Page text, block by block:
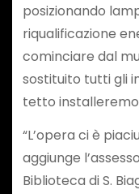
posizionando
riqualificazione
cominciare dal
sostituito tutti gli
tetto
“L’opera ci è
aggiunge
Biblioteca di S.